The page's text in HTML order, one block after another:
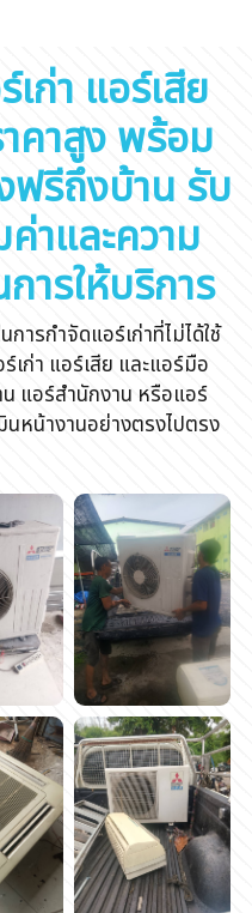
ก่า แอร์เสีย
คาสูง พร้อม
รีถึงบ้าน รับ
าและความ
ารให้บริการ
รกำจัดแอร์เก่าที่ไม่ได้ใช้
เก่า แอร์เสีย และแอร์มือ
น แอร์สำนักงาน หรือแอร์
นหน้างานอย่างตรงไปตรง